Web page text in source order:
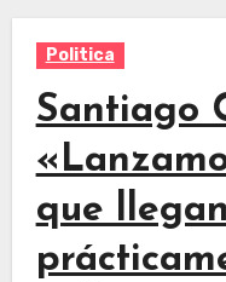
Politica
Santiago
que